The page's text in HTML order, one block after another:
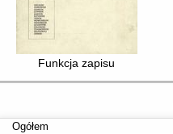
Funkcja zapisu
Ogółem